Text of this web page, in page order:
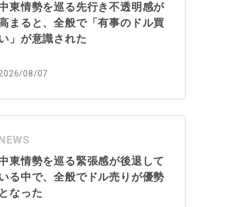
東情勢を巡る先行き不透明感が
まると、全般で「有事のドル買
」が意識された
08/07
東情勢を巡る緊張感が後退して
る中で、全般でドル売りが優勢
となった